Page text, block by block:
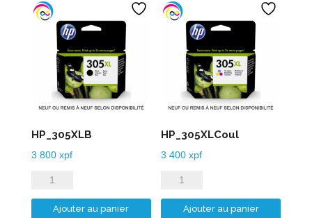
HP_305XLB
3 800 xpf
quantité
de
HP_305XLB
Ajouter au panier
HP_305XLCoul
3 400xpf
quantité
de
HP_305XLCoul
Ajouter au panier